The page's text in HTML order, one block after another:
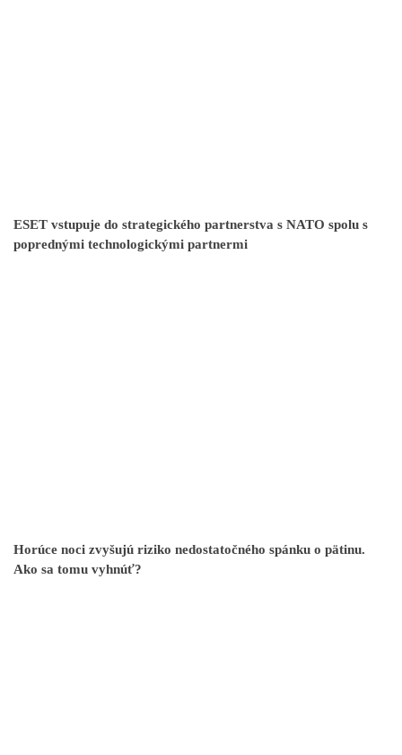
ESET vstupuje do strategického partnerstva s NATO spolu s
poprednými technologickými partnermi
Horúce noci zvyšujú riziko nedostatočného spánku o pätinu.
Ako sa tomu vyhnúť?